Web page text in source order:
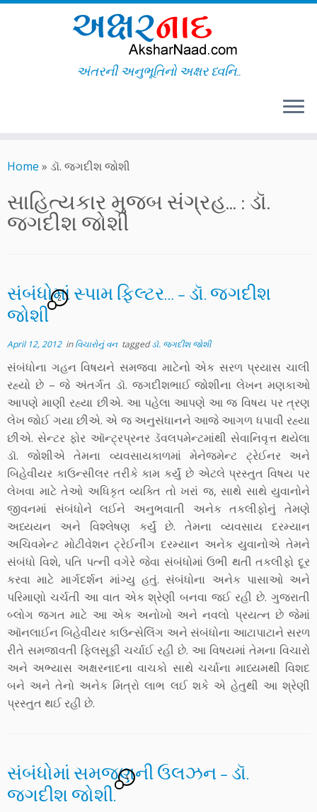
to
અંતરની અનુભૂતિનો અક્ષર ધ્વનિ..
Home » ડૉ. જગદીશ જોશી
સાહિત્યકાર મુજબ સંગ્રહ... : ડૉ.
જગદીશ જોશી
સંબંધોમાં સ્પામ ફિલ્ટર… – ડૉ. જગદીશ
જોશી
2
April 12, 2012inવિચારોનું વન taggedડૉ. જગદીશ જોશી
સંબંધોના ગહન વિષયને સમજવા માટેનો એક સરળ પ્રયાસ ચાલી
રહ્યો છે – જે અંતર્ગત ડૉ. જગદીશભાઈ જોશીના લેખન મણકાઓ
આપણે માણી રહ્યા છીએ. આ પહેલા આપણે આ જ વિષય પર ત્રણ
લેખ જોઈ ગયા છીએ. એ જ અનુસંધાનને આજે આગળ ધપાવી રહ્યા
છીએ. સેન્ટર ફોર ઑન્ટ્રપ્રનર ડૅવલપમેન્ટમાંથી સેવાનિવૃત્ત થયેલા
ડૉ. જોશીએ તેમના વ્યવસાયકાળમાં મેનેજમેન્ટ ટ્રેઈનર અને
બિહેવીયર કાઉન્સીલર તરીકે કામ કર્યું છે એટલે પ્રસ્તુત વિષય પર
લેખવા માટે તેઓ અધિકૃત વ્યક્તિ તો ખરાં જ, સાથે સાથે યુવાનોને
જીવનમાં સંબંધોને લઈને અનુભવાતી અનેક તકલીફોનું તેમણે
અધ્યયન અને વિશ્લેષણ કર્યું છે. તેમના વ્યવસાય દરમ્યાન
અચિવમેન્ટ મોટીવેશન ટ્રેઈનીંગ દરમ્યાન અનેક યુવાનોએ તેમને
સંબંધો વિશે, પતિ પત્ની વગેરે જેવા સંબંધોમાં ઉભી થતી તકલીફો દૂર
કરવા માટે માર્ગદર્શન માંગ્યુ હતું. સંબંધોના અનેક પાસાઓ અને
પરિમાણો ચર્ચતી આ વાત એક શ્રેણી બનવા જઈ રહી છે. ગુજરાતી
બ્લોગ જગત માટે આ એક અનોખો અને નવલો પ્રયત્ન છે જેમાં
ઑનલાઈન બિહેવીયર કાઉન્સેલિંગ અને સંબંધોના આટાપાટાને સરળ
રીતે સમજાવતી ફિલસૂફી ચર્ચાઈ રહી છે. આ વિષયમાં તેમના વિચારો
અને અભ્યાસ અક્ષરનાદના વાચકો સાથે ચર્ચાના માધ્યમથી વિશદ
બને અને તેનો અનેક મિત્રો લાભ લઈ શકે એ હેતુથી આ શ્રેણી
પ્રસ્તુત થઈ રહી છે.
સંબંધોમાં સમજણની ઉલઝન – ડૉ.
જગદીશ જોશી.
4